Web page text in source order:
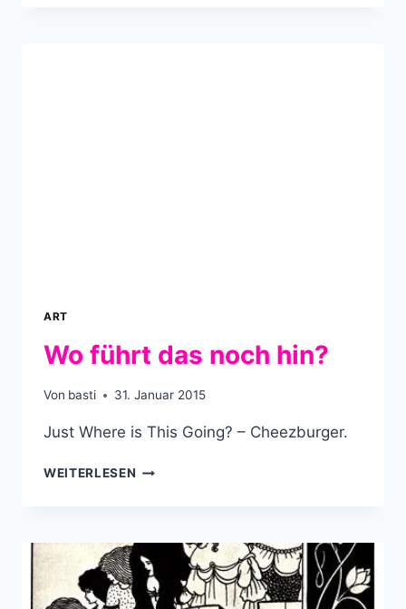
ART
Wo führt das noch hin?
Von basti 31. Januar 2015
Just Where is This Going? – Cheezburger.
WEITERLESEN WO
HIN?